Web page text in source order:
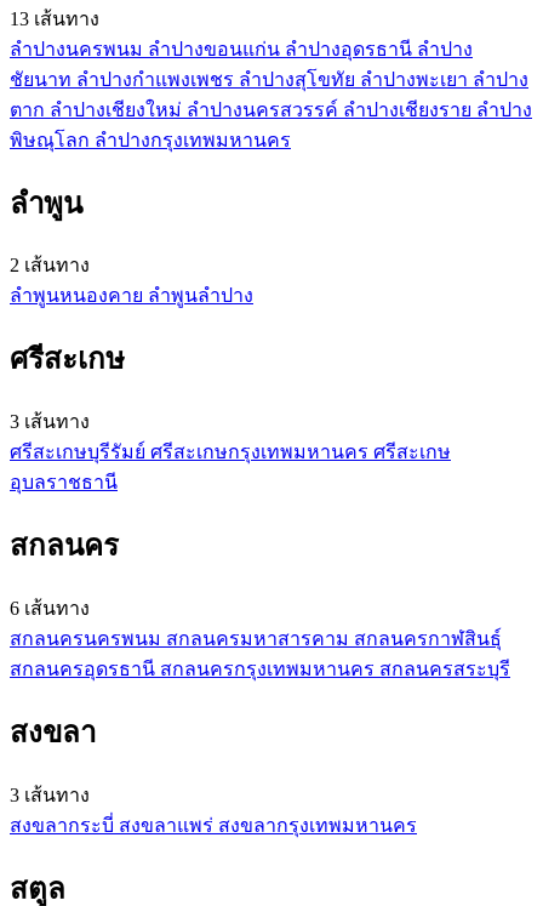
13 เส้นทาง
ลำปางนครพนม ลำปางขอนแก่น ลำปางอุดรธานี ลำปาง
ชัยนาท ลำปางกำแพงเพชร ลำปางสุโขทัย ลำปางพะเยา ลำปาง
ตาก ลำปางเชียงใหม่ ลำปางนครสวรรค์ ลำปางเชียงราย ลำปาง
พิษณุโลก ลำปางกรุงเทพมหานคร
ลำพูน
2 เส้นทาง
ลำพูนหนองคาย ลำพูนลำปาง
ศรีสะเกษ
3 เส้นทาง
ศรีสะเกษบุรีรัมย์ ศรีสะเกษกรุงเทพมหานคร ศรีสะเกษ
อุบลราชธานี
สกลนคร
6 เส้นทาง
สกลนครนครพนม สกลนครมหาสารคาม สกลนครกาฬสินธุ์
สกลนครอุดรธานี สกลนครกรุงเทพมหานคร สกลนครสระบุรี
สงขลา
3 เส้นทาง
สงขลากระบี่ สงขลาแพร่ สงขลากรุงเทพมหานคร
สตูล